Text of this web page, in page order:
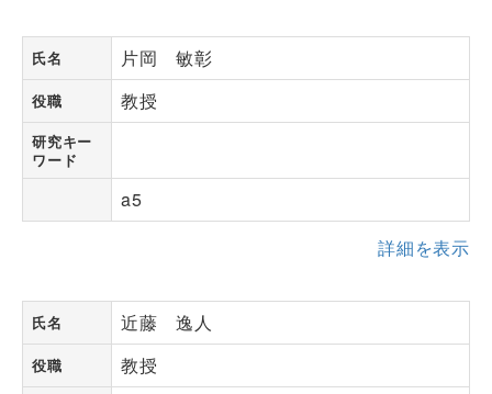
氏名 片岡 敏彰
役職 教授
研究キー
ワード
a5
詳細を表示
氏名 近藤 逸人
役職 教授